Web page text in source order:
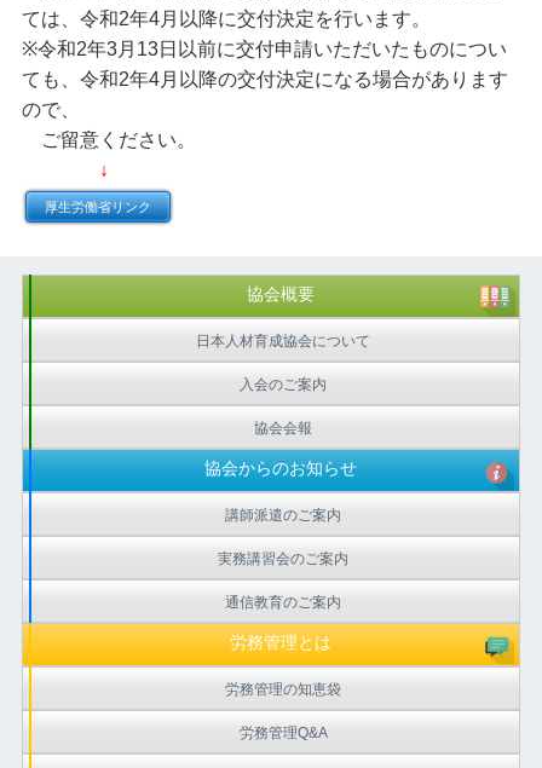
ては、令和2年4月以降に交付決定を行います。
※令和2年3月13日以前に交付申請いただいたものについ
ても、令和2年4月以降の交付決定になる場合があります
ので、
ご留意ください。
↓
厚生労働省リンク
協会概要
日本人材育成協会について
入会のご案内
協会会報
協会からのお知らせ
講師派遣のご案内
実務講習会のご案内
通信教育のご案内
労務管理とは
労務管理の知恵袋
労務管理Q&A